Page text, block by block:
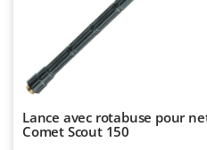
Tineco
Titania
Tornado
Tre Spade
Lance avec rotabuse pour
Comet Scout 150